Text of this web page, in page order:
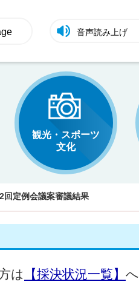
音声読み上げ
観光・スポーツ
文化
回定例会議案審議結果
は 【採決状況一覧】 へ